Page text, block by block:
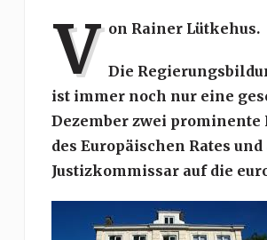
V on Rainer Lütkehus.
Die
ist immer noch nur eine
Dezember zwei
des Europäischen Rates
Justizkommissar auf die